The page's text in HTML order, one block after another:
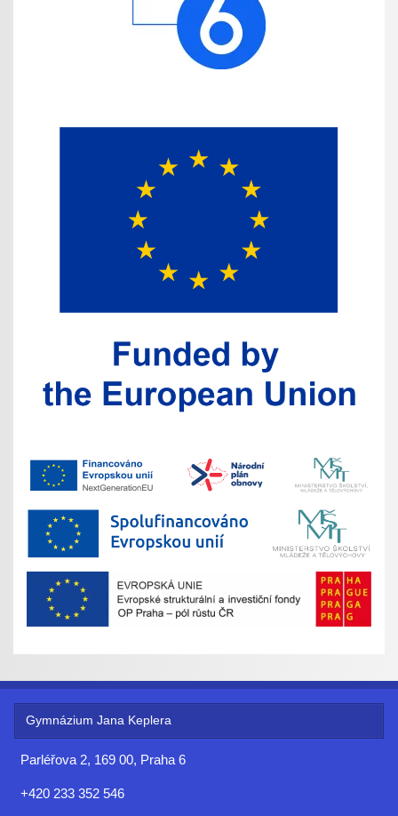
Gymnázium Jana Keplera
Parléřova 2, 169 00, Praha 6
+420 233 352 546